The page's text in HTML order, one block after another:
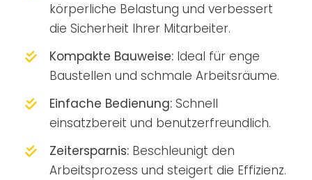
körperliche Belastung und verbessert
die Sicherheit Ihrer Mitarbeiter.
Kompakte Bauweise:Ideal für enge
Baustellen und schmale Arbeitsräume.
Einfache Bedienung:Schnell
einsatzbereit und benutzerfreundlich.
Zeitersparnis:Beschleunigt den
Arbeitsprozess und steigert die Effizienz.